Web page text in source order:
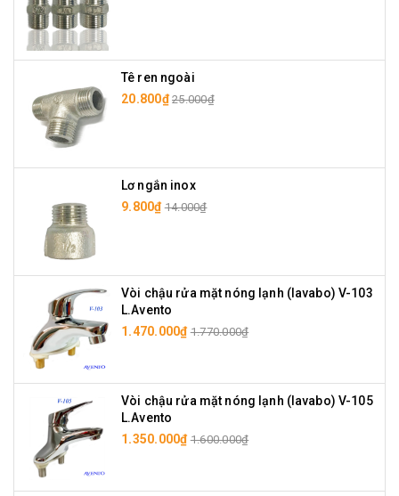
Tê ren ngoài
20.800₫ 25.000₫
Lơ ngắn inox
9.800₫ 14.000₫
Vòi chậu rửa mặt nóng lạnh (lavabo) V-103
L.Avento
1.470.000₫ 1.770.000₫
Vòi chậu rửa mặt nóng lạnh (lavabo) V-105
L.Avento
1.350.000₫ 1.600.000₫